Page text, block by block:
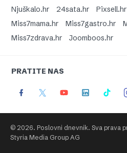
Njuškalo.hr
24sata.hr Pixsell.hr
Miss7mama.hr
Miss7gastro.hr
Miss7zdrava.hr
Joomboos.hr
PRATITE NAS
© 2026. Poslovni dnevnik. Sva prava
Styria Media Group AG